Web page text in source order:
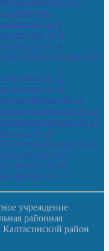
библиотека
филиал № 8
филиал № 9
филиал № 4
библиотека-филиал
филиал № 22
филиал № 11
филиал № 12
филиал № 14
филиал № 19
филиал № 20
филиал № 16
филиал № 17
филиал № 18
филиал № 10
учреждение
районная
район